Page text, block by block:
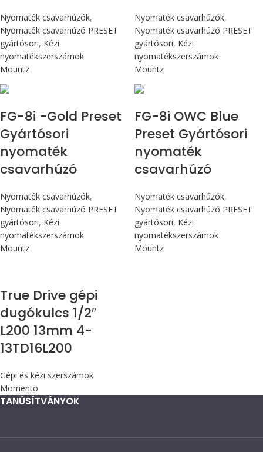
Nyomaték csavarhúzók,
Nyomaték csavarhúzó PRESET
gyártósori, Kézi
nyomatékszerszámok
Mountz
Nyomaték csavarhúzók,
Nyomaték csavarhúzó PRESET
gyártósori, Kézi
nyomatékszerszámok
Mountz
FG-8i -Gold Preset
Gyártósori
nyomaték
csavarhúzó
Nyomaték csavarhúzók,
Nyomaték csavarhúzó PRESET
gyártósori, Kézi
nyomatékszerszámok
Mountz
FG-8i OWC Blue
Preset Gyártósori
nyomaték
csavarhúzó
Nyomaték csavarhúzók,
Nyomaték csavarhúzó PRESET
gyártósori, Kézi
nyomatékszerszámok
Mountz
True Drive gépi
dugókulcs 1/2″
L200 13mm 4-
13TD16L200
Gépi és kézi szerszámok
Momento
TANÚSÍTVÁNYOK